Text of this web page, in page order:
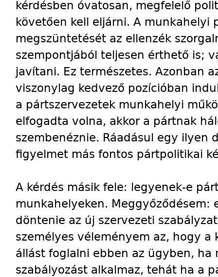
kérdésben óvatosan, megfelelő
követően kell eljárni. A munkahelyi
megszüntetését az ellenzék
szempontjából teljesen érthető is;
javítani. Ez természetes. Azonban
viszonylag kedvező pozícióban
a pártszervezetek munkahelyi
elfogadta volna, akkor a pártnak
szembenéznie. Ráadásul egy ilyen
figyelmet más fontos pártpolitikai
A kérdés másik fele: legyenek-e
munkahelyeken. Meggyőződésem:
döntenie az új szervezeti
személyes véleményem az, hogy a
állást foglalni ebben az ügyben, ha
szabályozást alkalmaz, tehát ha a